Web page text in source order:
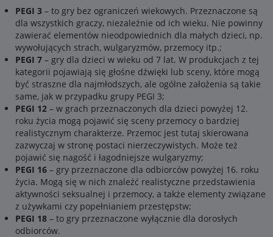
PEGI 3 – to gry bez ograniczeń wiekowych. Przeznaczone są
dla wszystkich graczy, niezależnie od ich wieku. Nie powinny
zawierać elementów nieodpowiednich dla małych dzieci, np.
wywołujących strach, wulgaryzmów, przemocy itp.;
PEGI 7 – gry dla dzieci w wieku od 7 lat. W produkcjach z tej
kategorii pojawiają się głośne dźwięki lub sceny, które mogą
być straszne dla najmłodszych, ale ogólne założenia są takie
same, jak w przypadku grupy PEGI 3;
PEGI 12 – w grach przeznaczonych dla dzieci powyżej 12.
roku życia mogą pojawić się sceny przemocy o bardziej
realistycznym charakterze. Przemoc jest tutaj skierowana
zazwyczaj w stronę postaci nierzeczywistych. Może też
pojawić się nagość i łagodniejsze wulgaryzmy;
PEGI 16 – gry przeznaczone dla odbiorców powyżej 16. roku
życia. Mogą się w nich znaleźć realistyczne przedstawienia
aktywności seksualnej i przemocy, a także elementy związane
z używkami czy popełnianiem przestępstw;
PEGI 18 – to gry przeznaczone wyłącznie dla dorosłych
odbiorców.